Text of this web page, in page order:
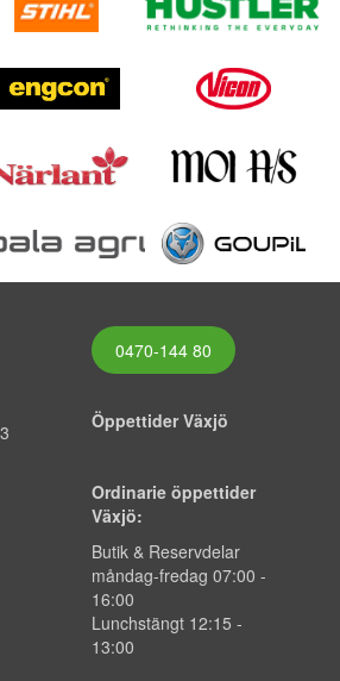
0470-144 80
Öppettider Växjö
Ordinarie öppettider
Växjö:
Butik & Reservdelar
måndag-fredag 07:00 -
16:00
Lunchstängt 12:15 -
13:00